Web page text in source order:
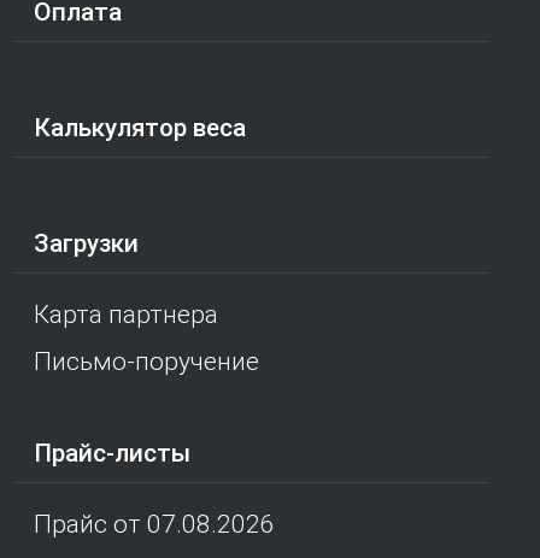
Оплата
Калькулятор веса
Загрузки
Карта партнера
Письмо-поручение
Прайс-листы
Прайс от 07.08.2026